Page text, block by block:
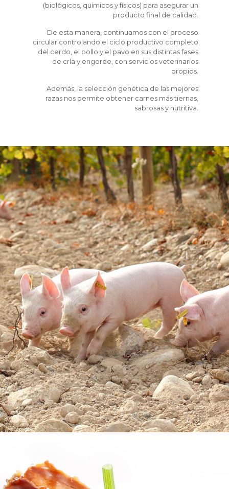
(biológicos, químicos y físicos) para asegurar un
producto final de calidad.
De esta manera, continuamos con el proceso
circular controlando el ciclo productivo completo
del cerdo, el pollo y el pavo en sus distintas fases
de cría y engorde, con servicios veterinarios
propios.
Además, la selección genética de las mejores
razas nos permite obtener carnes más tiernas,
sabrosas y nutritiva.